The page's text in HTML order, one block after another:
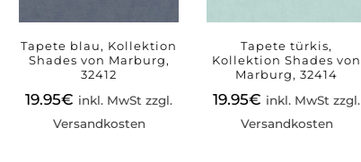
Tapete blau, Kollektion
Shades von Marburg,
32412
19.95€ inkl. MwSt zzgl.
Versandkosten
Tapete türkis,
Kollektion Shades von
Marburg, 32414
19.95€ inkl. MwSt zzgl.
Versandkosten